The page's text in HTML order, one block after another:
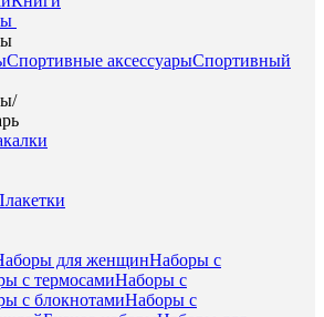
Спортивные аксессуарыСпортивный
/
для женщинНаборы с
с термосамиНаборы с
с блокнотамиНаборы с